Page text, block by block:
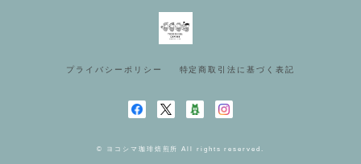
プライバシーポリシー 特定商取引法に基づく表記
© ヨコシマ珈琲焙煎所 All rights reserved.